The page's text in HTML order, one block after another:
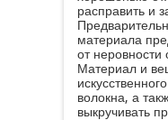
расправить и
материала
от неровности
Материал и
волокна, а
выкручивать